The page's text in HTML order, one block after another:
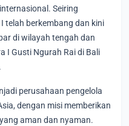
Seiring
telah berkembang dan kini
di wilayah tengah dan
I Gusti Ngurah Rai di Bali
perusahaan pengelola
dengan misi memberikan
aman dan nyaman.